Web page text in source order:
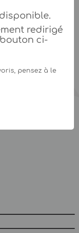
redirigé
ci-
pensez à le